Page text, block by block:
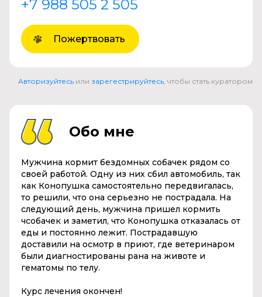
+7 988 505 2 505
Пожертвовать
Авторизуйтесь или зарегестрируйтесь , чтобы стать куратором
Обо мне
Мужчина кормит бездомных собачек рядом со
своей работой. Одну из них сбил автомобиль, так
как Конопушка самостоятельно передвигалась,
то решили, что она серьезно не пострадала. На
следующий день, мужчина пришел кормить
чсобачек и заметил, что Конопушка отказалась от
еды и постоянно лежит. Пострадавшую
доставили на осмотр в приют, где ветеринаром
были диагностированы рана на животе и
гематомы по телу.
Курс лечения окончен!